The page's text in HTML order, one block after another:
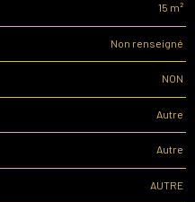
15 m²
Non renseigné
NON
Autre
Autre
AUTRE